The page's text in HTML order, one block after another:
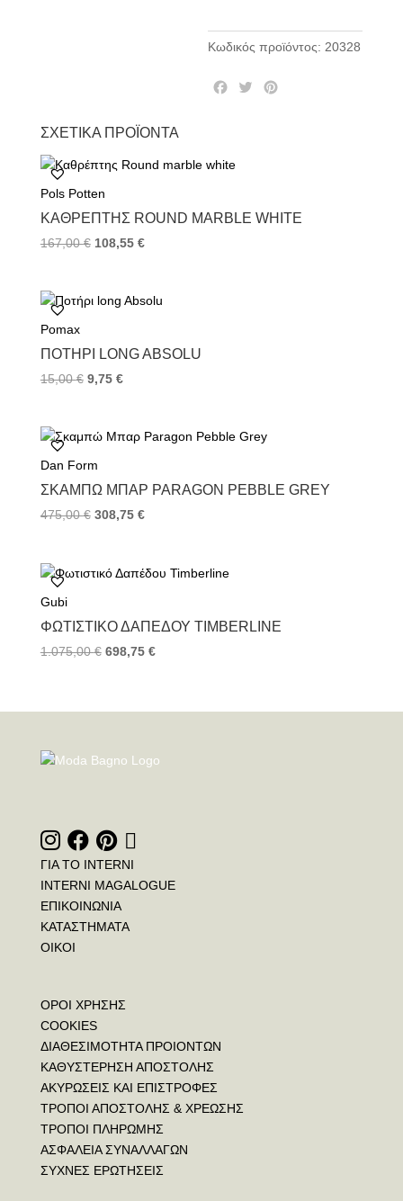
Κωδικός προϊόντος: 20328
k
T
s
ΣΧΕΤΙΚΆ ΠΡΟΪΌΝΤΑ
Pols Potten
ΚΑΘΡΈΠΤΗΣ ROUND MARBLE WHITE
167,00€ 108,55 €
Pomax
ΠΟΤΉΡΙ LONG ABSOLU
15,00€ 9,75 €
Dan Form
ΣΚΑΜΠΏ ΜΠΑΡ PARAGON PEBBLE GREY
475,00€ 308,75 €
Gubi
ΦΩΤΙΣΤΙΚΌ ΔΑΠΈΔΟΥ TIMBERLINE
1.075,00€ 698,75 €
ΓΙΑ ΤΟ INTERNI
INTERNI MAGALOGUE
ΕΠΙΚΟΙΝΩΝΙΑ
ΚΑΤΑΣΤΗΜΑΤΑ
ΟΙΚΟΙ
ΟΡΟΙ ΧΡΗΣΗΣ
COOKIES
ΔΙΑΘΕΣΙΜΟΤΗΤΑ ΠΡΟΙΟΝΤΩΝ
ΚΑΘΥΣΤΕΡΗΣΗ ΑΠΟΣΤΟΛΗΣ
ΑΚΥΡΩΣΕΙΣ ΚΑΙ ΕΠΙΣΤΡΟΦΕΣ
ΤΡΟΠΟΙ ΑΠΟΣΤΟΛΗΣ & ΧΡΕΩΣΗΣ
ΤΡΟΠΟΙ ΠΛΗΡΩΜΗΣ
ΑΣΦΑΛΕΙΑ ΣΥΝΑΛΛΑΓΩΝ
ΣΥΧΝΕΣ ΕΡΩΤΗΣΕΙΣ